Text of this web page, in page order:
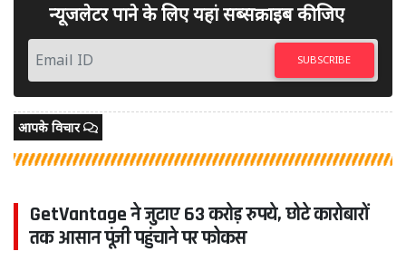
न्यूजलेटर पाने के लिए यहां सब्सक्राइब कीजिए
SUBSCRIBE
आपके विचार
GetVantage ने जुटाए 63 करोड़ रुपये, छोटे कारोबारों
तक आसान पूंजी पहुंचाने पर फोकस